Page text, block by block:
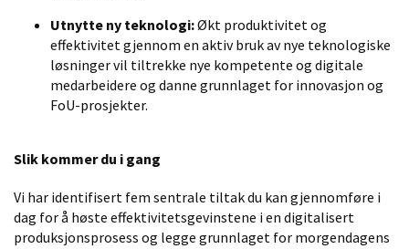
Utnytte ny teknologi:Økt produktivitet og
effektivitet gjennom en aktiv bruk av nye teknologiske
løsninger vil tiltrekke nye kompetente og digitale
medarbeidere og danne grunnlaget for innovasjon og
FoU-prosjekter.
Slik kommer du i gang
Vi har identifisert fem sentrale tiltak du kan gjennomføre i
dag for å høste effektivitetsgevinstene i en digitalisert
produksjonsprosess og legge grunnlaget for morgendagens